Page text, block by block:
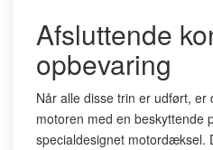
Afsluttende
opbevaring
Når alle disse trin er udført,
motoren med en beskyttende
specialdesignet motordæksel.